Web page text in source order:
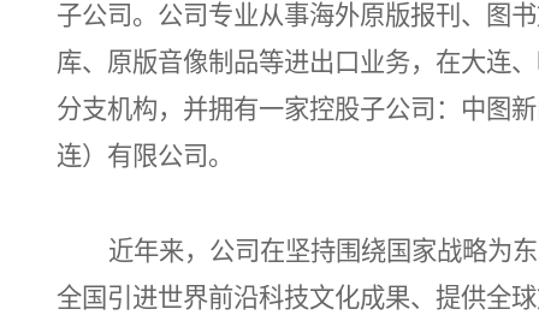
子公司。公司专业从事海外原版报刊、图
库、原版音像制品等进出口业务，在大连
分支机构，并拥有一家控股子公司：中图
连）有限公司。
近年来，公司在坚持围绕国家战略为
全国引进世界前沿科技文化成果、提供全